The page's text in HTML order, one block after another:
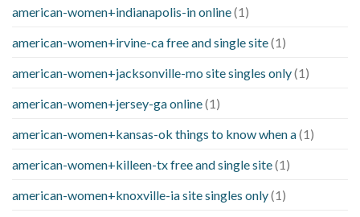
american-women+indianapolis-in online(1)
american-women+irvine-ca free and single site(1)
american-women+jacksonville-mo site singles only(1)
american-women+jersey-ga online(1)
american-women+kansas-ok things to know when a(1)
american-women+killeen-tx free and single site(1)
american-women+knoxville-ia site singles only(1)